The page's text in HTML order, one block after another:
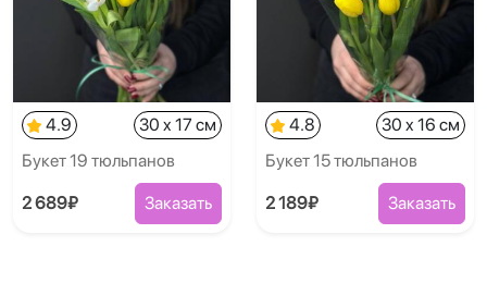
4.9
30 x 17 см
Букет 19 тюльпанов
2 689₽ Заказать
4.8
30 x 16 см
Букет 15 тюльпанов
2 189₽ Заказать